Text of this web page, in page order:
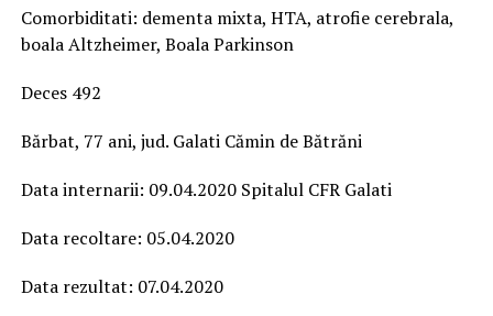
Comorbiditati: dementa mixta, HTA, atrofie cerebrala,
boala Altzheimer, Boala Parkinson
Deces 492
Bărbat, 77 ani, jud. Galati Cămin de Bătrăni
Data internarii: 09.04.2020 Spitalul CFR Galati
Data recoltare: 05.04.2020
Data rezultat: 07.04.2020